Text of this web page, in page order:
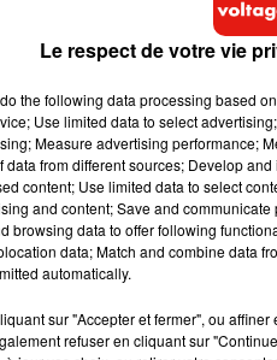
privées, nous n'y
le faisons ailleurs sur
+ vos propres
définies avec l'association
utilisateurs auront la
selon Mme Brient, ilpourrait
Le respect de votre vie
do the following data processing based
Use limited data to select
Measure advertising performance;
data from different sources; Develop
content; Use limited data to select
and content; Save and
browsing data to offer following
data; Match and combine data
automatically.
sur "Accepter et fermer", ou
refuser en cliquant sur